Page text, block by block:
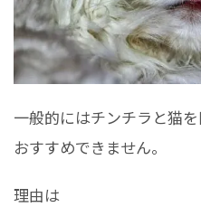
一般的にはチンチラと猫
おすすめできません。
理由は